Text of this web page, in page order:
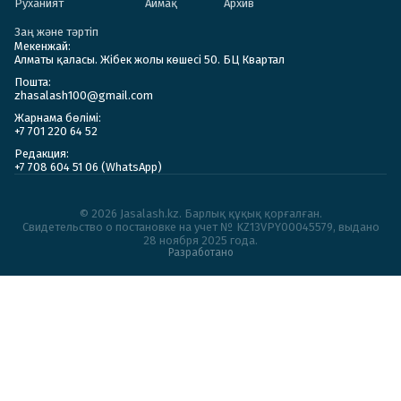
Руханият Аймақ Архив
Заң және тәртіп
Мекенжай:
Алматы қаласы. Жібек жолы көшесі 50. БЦ Квартал
Пошта:
zhasalash100@gmail.com
Жарнама бөлімі:
+7 701 220 64 52
Редакция:
+7 708 604 51 06 (WhatsApp)
© 2026 Jasalash.kz. Барлық құқық қорғалған.
Cвидетельство о постановке на учет № KZ13VPY00045579, выдано
28 ноября 2025 года.
Разработано